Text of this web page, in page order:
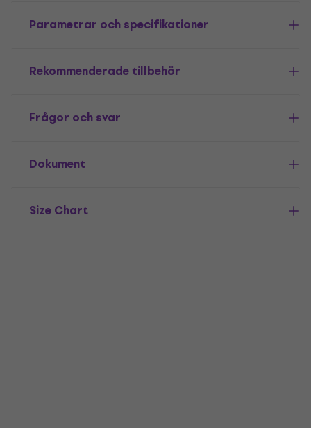
Parametrar och specifikationer
Rekommenderade tillbehör
Frågor och svar
Dokument
Size Chart